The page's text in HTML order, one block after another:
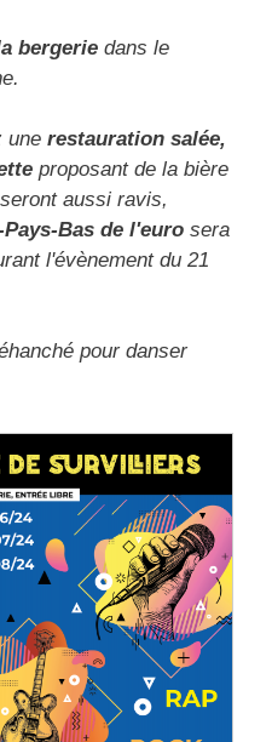
bergerie dans le
unerestauration salée,
proposant de la bière
aussi ravis,
Bas de l'euro sera
l'évènement du 21
pour danser